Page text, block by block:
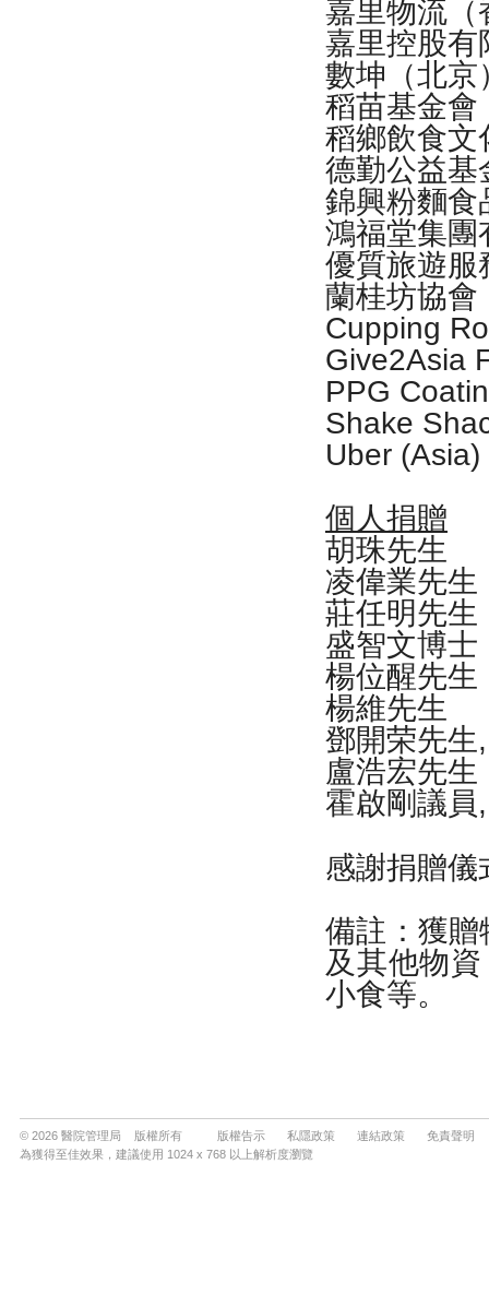
© 2026 醫院管理局 版權所有 版權告示 私隱政策 連結政策
免責聲明
為獲得至佳效果，建議使用 1024 x 768 以上解析度瀏覽